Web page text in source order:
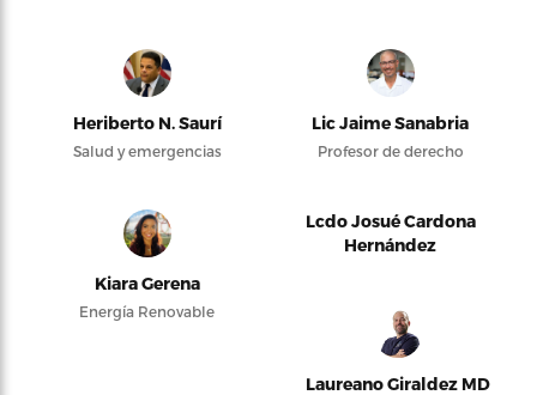
Heriberto N. Saurí
Salud y emergencias
Lic Jaime Sanabria
Profesor de derecho
Kiara Gerena
Energía Renovable
Lcdo Josué Cardona
Hernández
Laureano Giraldez MD